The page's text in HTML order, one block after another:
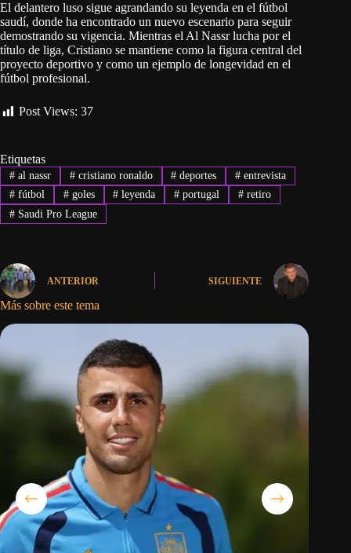
El delantero luso sigue agrandando su leyenda en el fútbol
saudí, donde ha encontrado un nuevo escenario para seguir
demostrando su vigencia. Mientras el Al Nassr lucha por el
título de liga, Cristiano se mantiene como la figura central del
proyecto deportivo y como un ejemplo de longevidad en el
fútbol profesional.
Post Views: 37
Etiquetas
#al nassr #cristiano ronaldo # deportes # entrevista
#fútbol #goles # leyenda # portugal # retiro
#Saudi Pro League
ANTERIOR SIGUIENTE
Más sobre este tema